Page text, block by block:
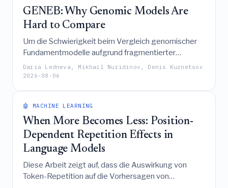
GENEB: Why Genomic Models Are
Hard to Compare
Um die Schwierigkeit beim Vergleich genomischer
Fundamentmodelle aufgrund fragmentierter
Benchmarks und inkompatibler Protokolle zu
adressieren, führt das Paper GENEB ein, einen
hinweg evaluiert, um die Instabilität aggregierter
Rankings aufzuzeigen und zu demonstrieren, dass
die Übereinstimmung von Architektur und
Pretraining oft schwerer wiegt als die Modellgröße.
Daria Ledneva, Mikhail Nuridinov, Denis Kuznetsov
2026-08-06
🤖 MACHINE LEARNING
When More Becomes Less: Position-
Dependent Repetition Effects in
Language Models
Diese Arbeit zeigt auf, dass die Auswirkung von
Token-Repetition auf die Vorhersagen von